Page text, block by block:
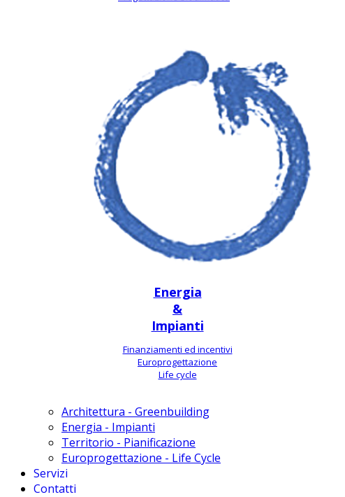
Energia
&
Impianti
Finanziamenti ed incentivi
Europrogettazione
Life cycle
Architettura - Greenbuilding
Energia - Impianti
Territorio - Pianificazione
Europrogettazione - Life Cycle
Servizi
Contatti